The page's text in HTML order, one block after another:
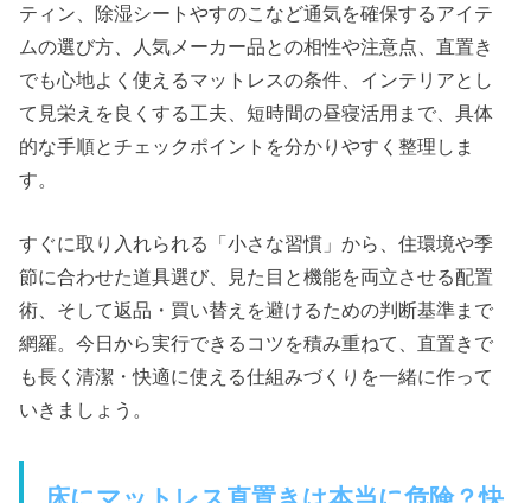
ティン、除湿シートやすのこなど通気を確保するアイテ
ムの選び方、人気メーカー品との相性や注意点、直置き
でも心地よく使えるマットレスの条件、インテリアとし
て見栄えを良くする工夫、短時間の昼寝活用まで、具体
的な手順とチェックポイントを分かりやすく整理しま
す。
すぐに取り入れられる「小さな習慣」から、住環境や季
節に合わせた道具選び、見た目と機能を両立させる配置
術、そして返品・買い替えを避けるための判断基準まで
網羅。今日から実行できるコツを積み重ねて、直置きで
も長く清潔・快適に使える仕組みづくりを一緒に作って
いきましょう。